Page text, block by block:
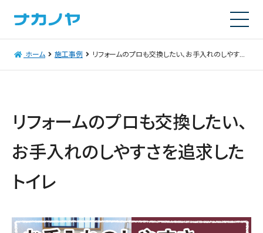
ホーム 施工事例 リフォームのプロも交換したい、お手入れのしやすさを追求したトイレ
リフォームのプロも交換したい、
お手入れのしやすさを追求した
トイレ